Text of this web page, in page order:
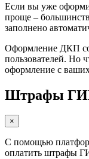
Если вы уже
проще –
заполнено
Оформление ДКП
пользователей. Но
оформление с
Штрафы
×
С помощью
оплатить штрафы